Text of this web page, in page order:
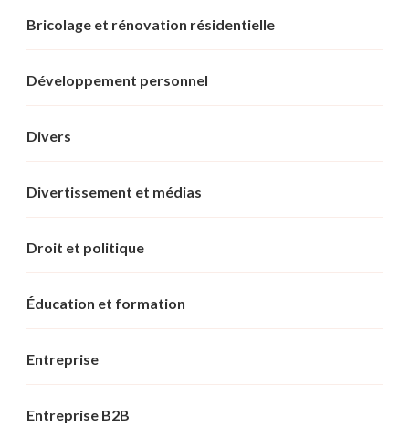
Bricolage et rénovation résidentielle
Développement personnel
Divers
Divertissement et médias
Droit et politique
Éducation et formation
Entreprise
Entreprise B2B